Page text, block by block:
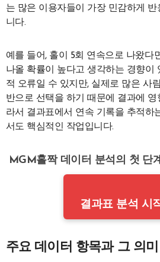
는 많은 이용자들이 가장 민감하게
니다.
예를 들어, 홀이 5회 연속으로 나왔다
나올 확률이 높다고 생각하는 경향이
적 오류일 수 있지만, 실제로 많은 사
반으로 선택을 하기 때문에 결과에
라서 결과표에서 연속 기록을 추적하
서도 핵심적인 작업입니다.
MGM홀짝 데이터 분석의 첫 단
결과표 분석 시
주요 데이터 항목과 그 의미